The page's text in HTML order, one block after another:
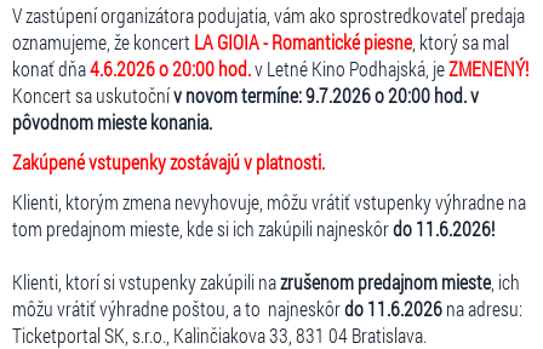
V zastúpení organizátora podujatia, vám ako sprostredkovateľ predaja
oznamujeme, že koncert LA GIOIA - Romantické piesne, ktorý sa mal
konať dňa4.6.2026 o 20:00 hod.v Letné Kino Podhajská, jeZMENENÝ!
Koncert sa uskutočnív novom termíne: 9.7.2026 o 20:00 hod. v
pôvodnom mieste konania.
Zakúpené vstupenky zostávajú v platnosti.
Klienti, ktorým zmena nevyhovuje, môžu vrátiť vstupenky výhradne na
tom predajnom mieste, kde si ich zakúpili najneskôrdo 11.6.2026!
Klienti, ktorí si vstupenky zakúpili nazrušenom predajnom mieste, ich
môžu vrátiť výhradne poštou, a to najneskôrdo 11.6.2026na adresu:
Ticketportal SK, s.r.o., Kalinčiakova 33, 831 04 Bratislava.